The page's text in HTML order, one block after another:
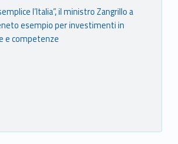
l’Italia”, il ministro Zangrillo a
esempio per investimenti in
e competenze